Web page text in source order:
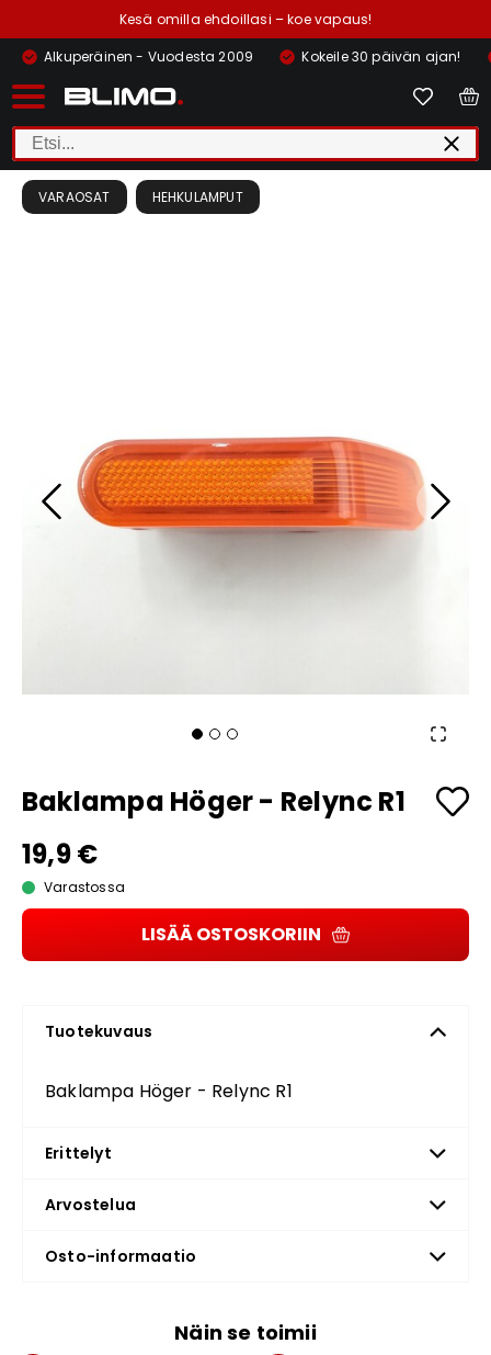
Kesä omilla ehdoillasi – koe vapaus!
Alkuperäinen - Vuodesta 2009
Kokeile 30 päivän ajan!
VARAOSAT HEHKULAMPUT
Baklampa Höger - Relync R1
19,9 €
Varastossa
LISÄÄ OSTOSKORIIN
Tuotekuvaus
Baklampa Höger - Relync R1
Erittelyt
Arvostelua
Osto-informaatio
Näin se toimii